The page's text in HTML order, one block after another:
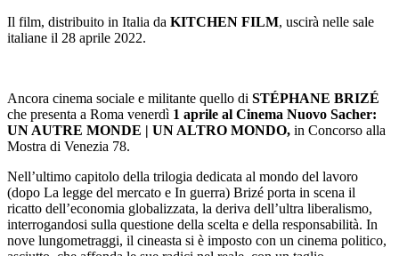
Il film, distribuito in Italia da KITCHEN FILM, uscirà nelle sale
italiane il 28 aprile 2022.
Ancora cinema sociale e militante quello di STÉPHANE BRIZÉ
che presenta a Roma venerdì 1 aprile al Cinema Nuovo Sacher:
UN AUTRE MONDE | UN ALTRO MONDO, in Concorso alla
Mostra di Venezia 78.
Nell’ultimo capitolo della trilogia dedicata al mondo del lavoro
(dopo La legge del mercato e In guerra) Brizé porta in scena il
ricatto dell’economia globalizzata, la deriva dell’ultra liberalismo,
interrogandosi sulla questione della scelta e della responsabilità. In
nove lungometraggi, il cineasta si è imposto con un cinema politico,